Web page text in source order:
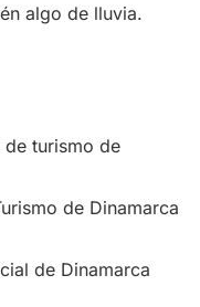
algo de lluvia.
turismo de
de Dinamarca
de Dinamarca